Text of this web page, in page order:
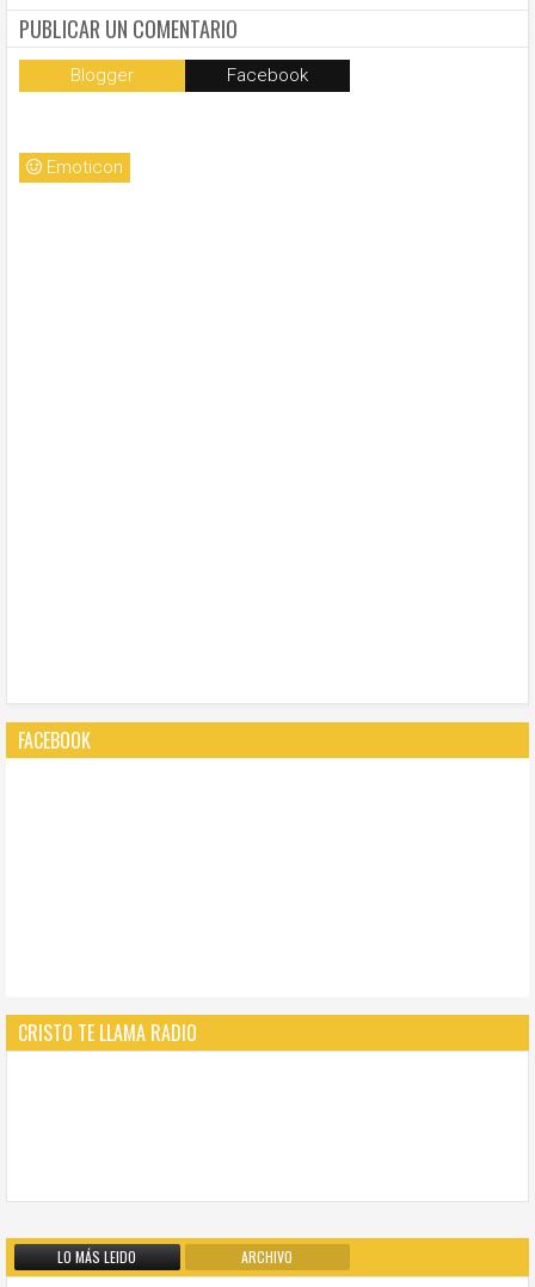
PUBLICAR UN COMENTARIO
Blogger Facebook
Emoticon
FACEBOOK
CRISTO TE LLAMA RADIO
LO MÁS LEIDO ARCHIVO